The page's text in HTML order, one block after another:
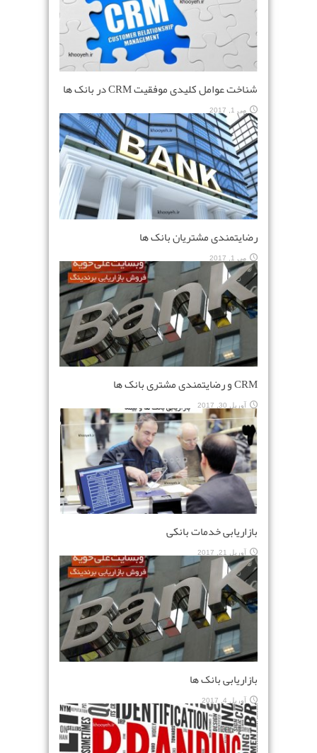
شناخت عوامل کلیدی موفقیت CRM در بانک ها
می 1, 2017
رضایتمندی مشتریان بانک ها
می 1, 2017
CRM و رضایتمندی مشتری بانک ها
آوریل 30, 2017
بازاریابی خدمات بانکی
آوریل 21, 2017
بازاریابی بانک ها
آوریل 4, 2017